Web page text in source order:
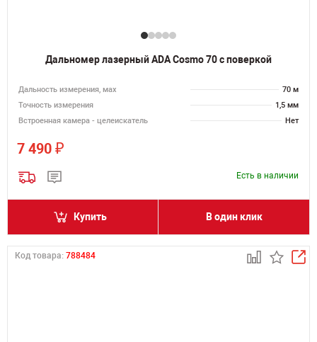
Дальномер лазерный ADA Cosmo 70 с поверкой
Дальность измерения, мах
70 м
Точность измерения
1,5 мм
Встроенная камера - целеискатель
Нет
7 490 ₽
Есть в наличии
Купить В один клик
Код товара: 788484